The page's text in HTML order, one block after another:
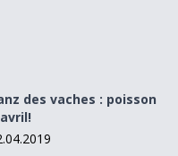
des vaches : poisson